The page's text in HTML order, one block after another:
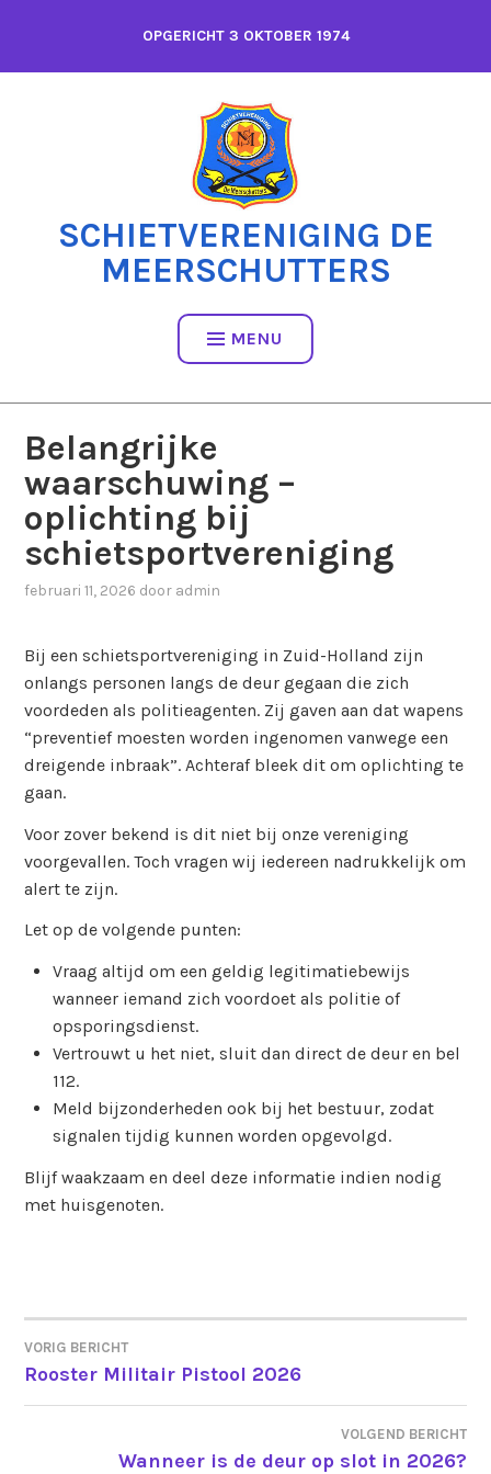
inhoud
OPGERICHT 3 OKTOBER 1974
SCHIETVERENIGING DE
MEERSCHUTTERS
MENU
Belangrijke
waarschuwing –
oplichting bij
schietsportvereniging
februari 11, 2026 door admin
Bij een schietsportvereniging in Zuid-Holland zijn
onlangs personen langs de deur gegaan die zich
voordeden als politieagenten. Zij gaven aan dat wapens
“preventief moesten worden ingenomen vanwege een
dreigende inbraak”. Achteraf bleek dit om oplichting te
gaan.
Voor zover bekend is dit niet bij onze vereniging
voorgevallen. Toch vragen wij iedereen nadrukkelijk om
alert te zijn.
Let op de volgende punten:
Vraag altijd om een geldig legitimatiebewijs
wanneer iemand zich voordoet als politie of
opsporingsdienst.
Vertrouwt u het niet, sluit dan direct de deur en bel
112.
Meld bijzonderheden ook bij het bestuur, zodat
signalen tijdig kunnen worden opgevolgd.
Blijf waakzaam en deel deze informatie indien nodig
met huisgenoten.
BERICHT
NAVIGATIE
VORIG BERICHT
Rooster Militair Pistool 2026
VOLGEND BERICHT
Wanneer is de deur op slot in 2026?